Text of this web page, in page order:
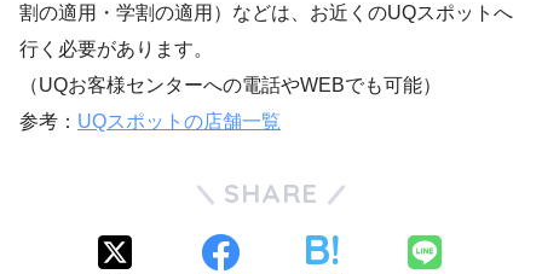
割の適用・学割の適用）などは、お近くのUQスポットへ
行く必要があります。
（UQお客様センターへの電話やWEBでも可能）
参考： UQスポットの店舗一覧
SHARE